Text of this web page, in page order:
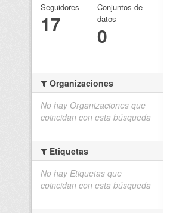
Seguidores
17
Conjuntos de
datos
0
Organizaciones
No hay Organizaciones que
coincidan con esta búsqueda
Etiquetas
No hay Etiquetas que
coincidan con esta búsqueda